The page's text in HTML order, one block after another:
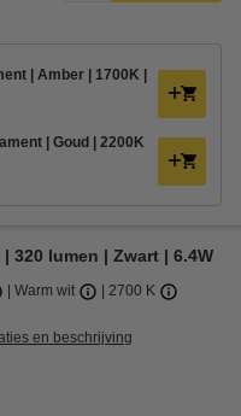
| Amber | 1700K |
| Goud | 2200K
320 lumen | Zwart | 6.4W
Warm wit 2700 K
en beschrijving